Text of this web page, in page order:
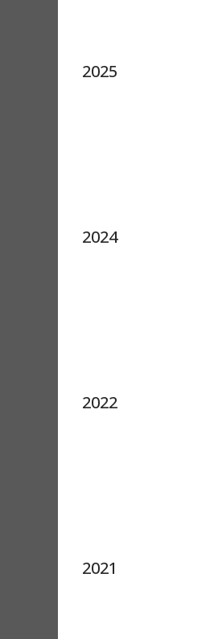
2025
2024
2022
2021